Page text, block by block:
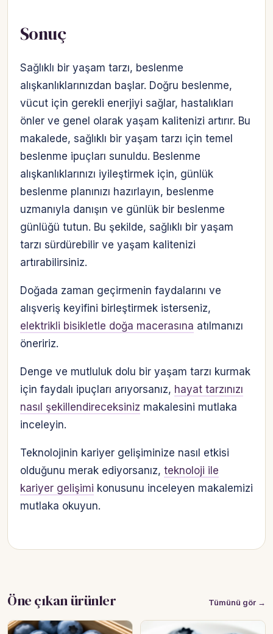
Sonuç
Sağlıklı bir yaşam tarzı, beslenme
alışkanlıklarınızdan başlar. Doğru beslenme,
vücut için gerekli enerjiyi sağlar, hastalıkları
önler ve genel olarak yaşam kalitenizi artırır. Bu
makalede, sağlıklı bir yaşam tarzı için temel
beslenme ipuçları sunuldu. Beslenme
alışkanlıklarınızı iyileştirmek için, günlük
beslenme planınızı hazırlayın, beslenme
uzmanıyla danışın ve günlük bir beslenme
günlüğü tutun. Bu şekilde, sağlıklı bir yaşam
tarzı sürdürebilir ve yaşam kalitenizi
artırabilirsiniz.
Doğada zaman geçirmenin faydalarını ve
alışveriş keyifini birleştirmek isterseniz,
elektrikli bisikletle doğa macerasına atılmanızı
öneririz.
Denge ve mutluluk dolu bir yaşam tarzı kurmak
için faydalı ipuçları arıyorsanız, hayat tarzınızı
nasıl şekillendireceksiniz makalesini mutlaka
inceleyin.
Teknolojinin kariyer gelişiminize nasıl etkisi
olduğunu merak ediyorsanız, teknoloji ile
kariyer gelişimi konusunu inceleyen makalemizi
mutlaka okuyun.
Öne çıkan ürünler Tümünü gör →